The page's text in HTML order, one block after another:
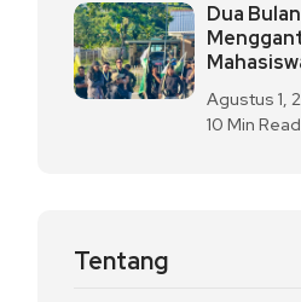
Dua
Agustus 1,
10 Min Read
Tentang